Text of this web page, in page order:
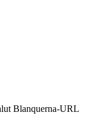
Blanquerna-URL